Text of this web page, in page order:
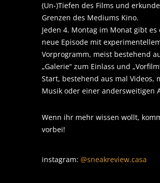
(Un-)Tiefen des Films und
Grenzen des Mediums Kino.
Jeden 4. Montag im Monat gibt es
neue Episode mit
Vorprogramm, meist bestehend
„Galerie“ zum Einlass und
Start, bestehend aus mal Videos,
Musik oder einer andersweitigen
Wenn ihr mehr wissen wollt,
vorbei!
instagram: @sneakreview.casa